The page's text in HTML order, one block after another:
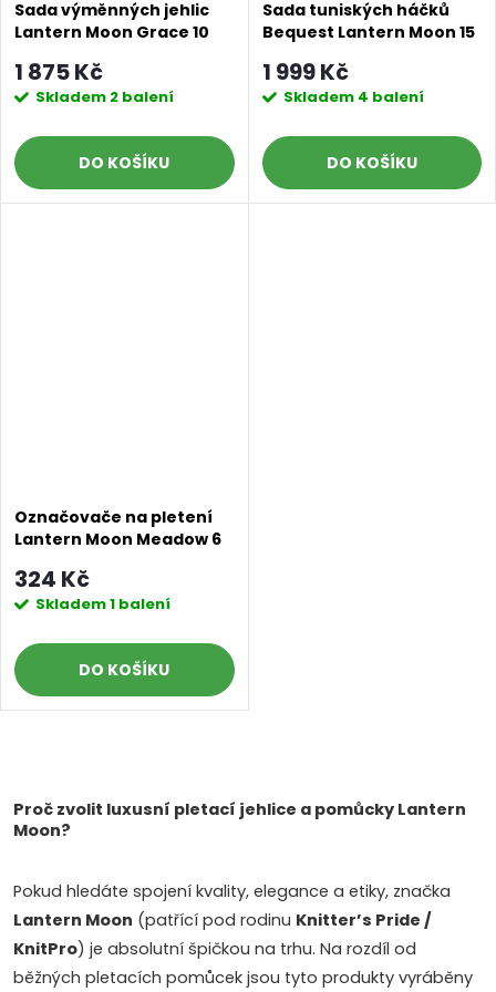
Sada výměnných jehlic
Lantern Moon Grace 10
1 875 Kč
Skladem 2 balení
DO KOŠÍKU
Sada tuniských háčků
Bequest Lantern Moon 15
1 999 Kč
Skladem 4 balení
DO KOŠÍKU
Označovače na pletení
Lantern Moon Meadow 6
324 Kč
Skladem1 balení
DO KOŠÍKU
v
á
d
Proč zvolit luxusní pletací jehlice a pomůcky Lantern
Moon?
Pokud hledáte spojení kvality, elegance a etiky, značka
Lantern Moon (patřící pod rodinu Knitter’s Pride /
KnitPro) je absolutní špičkou na trhu. Na rozdíl od
běžných pletacích pomůcek jsou tyto produkty vyráběny